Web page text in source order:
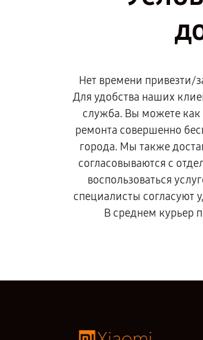
Нет времени привезти/
Для удобства наших
служба. Вы можете как
ремонта совершенно
города. Мы также
согласовываются с
воспользоваться
специалисты согласуют
В среднем курьер